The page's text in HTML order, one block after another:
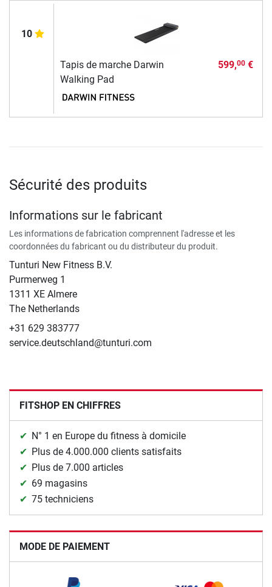
10
Tapis de marche Darwin
Walking Pad
599,00€
Sécurité des produits
Informations sur le fabricant
Les informations de fabrication comprennent l'adresse et les
coordonnées du fabricant ou du distributeur du produit.
Tunturi New Fitness B.V.
​Purmerweg 1
1311 XE Almere
The Netherlands
+31 629 383777
service.deutschland@tunturi.com
FITSHOP EN CHIFFRES
N° 1 en Europe du fitness à domicile
Plus de 4.000.000 clients satisfaits
Plus de 7.000 articles
69 magasins
75 techniciens
MODE DE PAIEMENT